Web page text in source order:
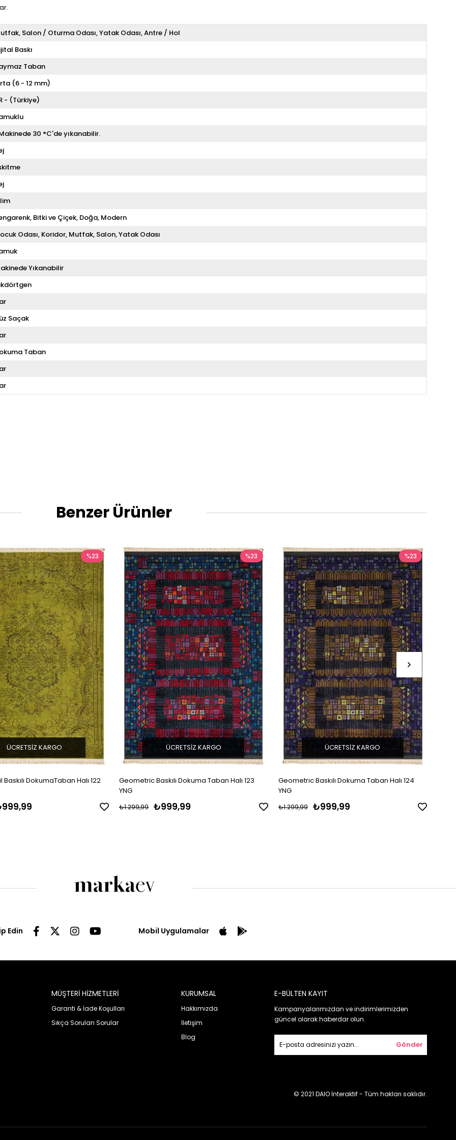
Salon / Oturma Odası Yatak Odası Antre / Hol
Baskı
Taban
(6 - 12 mm)
- (Türkiye)
30 °C'de yıkanabilir.
Bitki ve Çiçek Doğa Modern
Odası Koridor Mutfak Salon Yatak Odası
Yıkanabilir
Saçak
Taban
Benzer Ürünler
DokumaTaban Halı 122
%23
ÜCRETSIZ KARGO
Geometric Baskılı Dokuma Taban Halı 123
YNG
₺999,99
₺1.299,99
%23
ÜCRETSIZ KARGO
Geometric Baskılı Dokuma Taban Halı 124
YNG
₺999,99
₺1.299,99
%23
ÜCRETSIZ KARGO
Edin Mobil Uygulamalar
MÜŞTERİ HİZMETLERİ
Garanti & İade Koşulları
Sıkça Sorulan Sorular
KURUMSAL
Hakkımızda
İletişim
Blog
E-BÜLTEN KAYIT
Kampanyalarımızdan ve indirimlerimizden
güncel olarak haberdar olun.
Gönder
© 2021 DAIO İnteraktif - Tüm hakları saklıdır.